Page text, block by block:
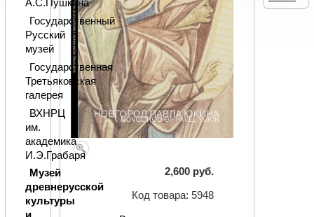
2,600 руб.
Код товара: 5948
А.С.Пушкина
Государственный
Русский
музей
Государственная
Третьяковская
галерея
ВХНРЦ
им.
академика
И.Э.Грабаря
Музей
древнерусской
культуры